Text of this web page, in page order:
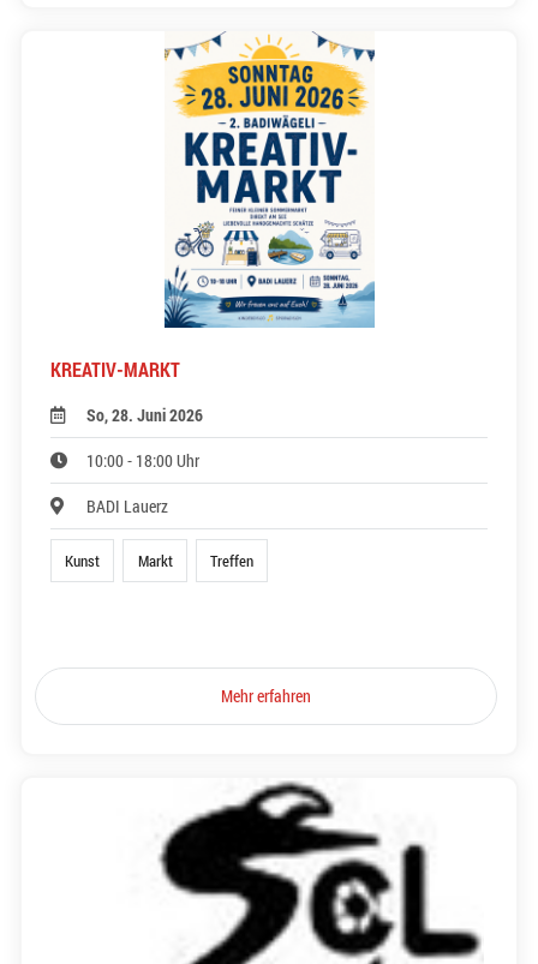
KREATIV-MARKT
So, 28. Juni 2026
10:00 - 18:00 Uhr
BADI Lauerz
Kunst Markt Treffen
Mehr erfahren